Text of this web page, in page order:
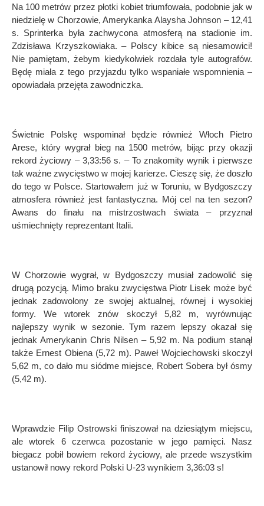
Na 100 metrów przez płotki kobiet triumfowała, podobnie jak w
niedzielę w Chorzowie, Amerykanka Alaysha Johnson – 12,41
s. Sprinterka była zachwycona atmosferą na stadionie im.
Zdzisława Krzyszkowiaka. – Polscy kibice są niesamowici!
Nie pamiętam, żebym kiedykolwiek rozdała tyle autografów.
Będę miała z tego przyjazdu tylko wspaniałe wspomnienia –
opowiadała przejęta zawodniczka.
Świetnie Polskę wspominał będzie równieżWłoch Pietro
Arese, który wygrał bieg na 1500 metrów, bijąc przy okazji
rekord życiowy – 3,33:56 s. – To znakomity wynik i pierwsze
tak ważne zwycięstwo w mojej karierze. Cieszę się, że doszło
do tego w Polsce. Startowałem już w Toruniu, w Bydgoszczy
atmosfera również jest fantastyczna. Mój cel na ten sezon?
Awans do finału na mistrzostwach świata – przyznał
uśmiechnięty reprezentant Italii.
W Chorzowie wygrał, w Bydgoszczy musiał zadowolić się
drugą pozycją. Mimo braku zwycięstwa Piotr Lisek może być
jednak zadowolony ze swojej aktualnej, równej i wysokiej
formy. We wtorek znów skoczył 5,82 m, wyrównując
najlepszy wynik w sezonie. Tym razem lepszy okazał się
jednak Amerykanin Chris Nilsen – 5,92 m. Na podium stanął
także Ernest Obiena (5,72 m). Paweł Wojciechowski skoczył
5,62 m, co dało mu siódme miejsce, Robert Sobera był ósmy
(5,42 m).
Wprawdzie Filip Ostrowski finiszował na dziesiątym miejscu,
ale wtorek 6 czerwca pozostanie w jego pamięci. Nasz
biegacz pobił bowiem rekord życiowy, ale przede wszystkim
ustanowił nowy rekord Polski U-23 wynikiem 3,36:03 s!